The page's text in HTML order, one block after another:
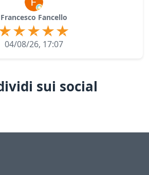
Francesco Fancello
04/08/26, 17:07
sui social